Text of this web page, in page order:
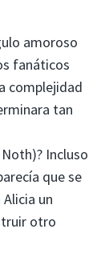
amoroso
fanáticos
complejidad
tan
Incluso
que se
un
otro